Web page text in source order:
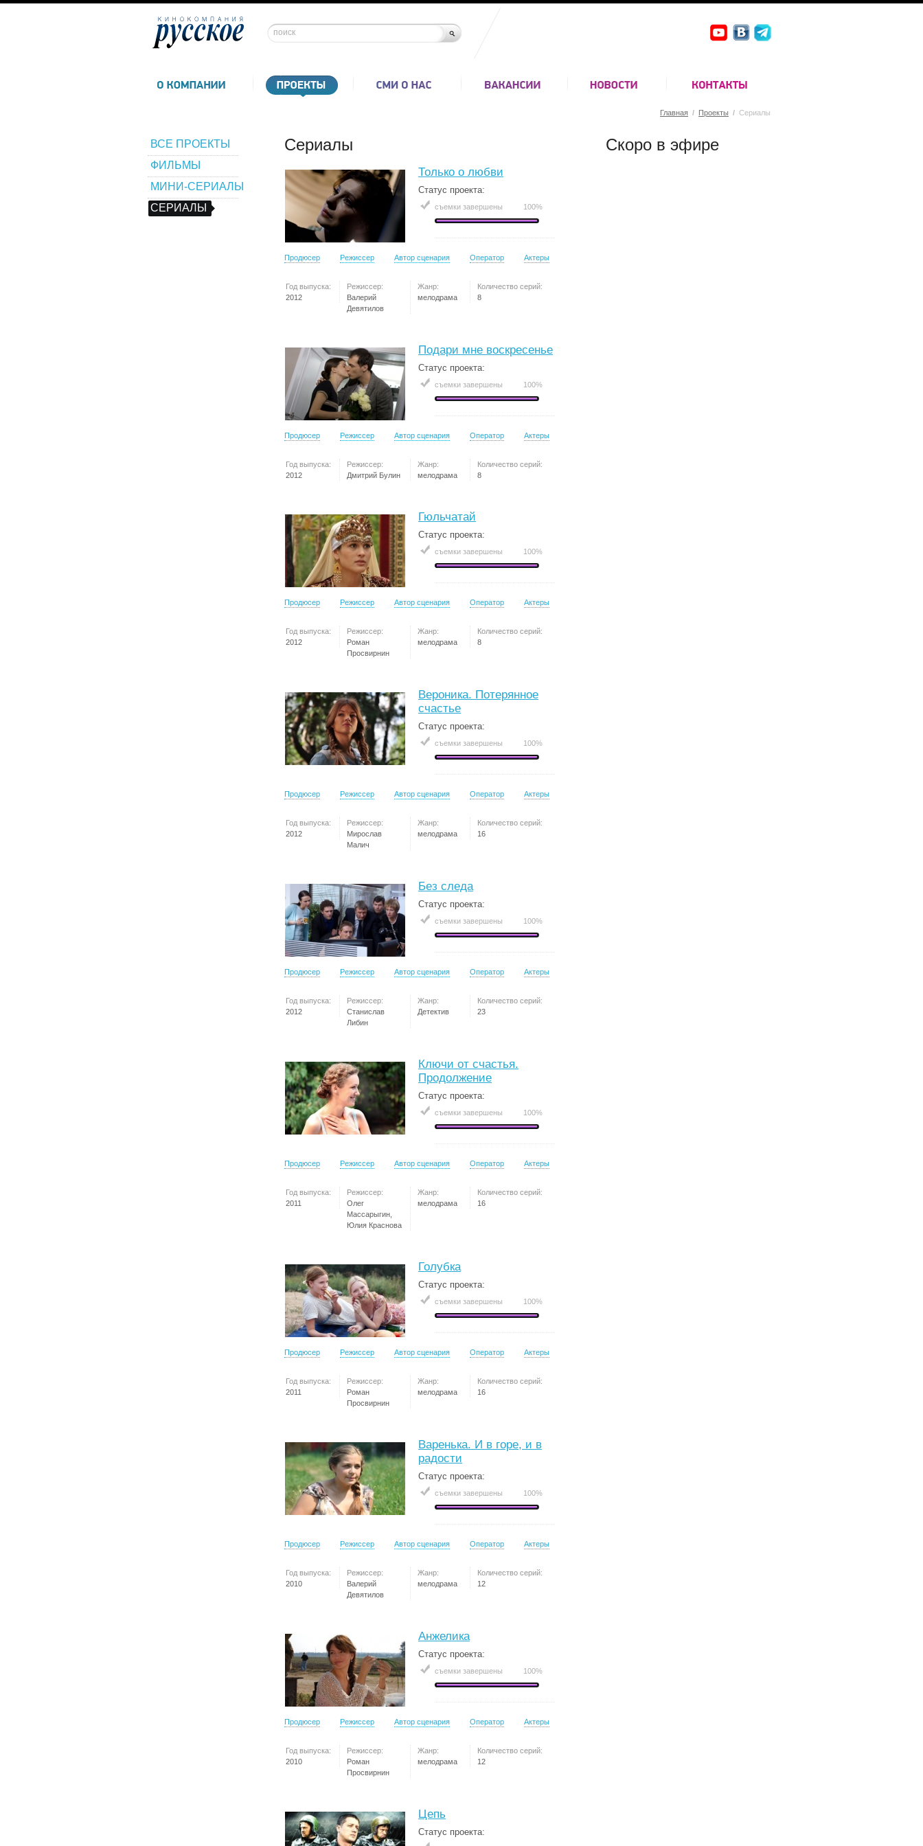
Главная / Проекты / Сериалы
ВСЕ ПРОЕКТЫ
ФИЛЬМЫ
МИНИ-СЕРИАЛЫ
СЕРИАЛЫ
Сериалы
Только о любви
Статус проекта:
съемки завершены 100%
Продюсер Режиссер Автор сценария Оператор Актеры
Год выпуска:
2012
Режиссер:
Валерий
Девятилов
Жанр:
мелодрама
Количество серий:
8
Подари мне воскресенье
Статус проекта:
съемки завершены 100%
Продюсер Режиссер Автор сценария Оператор Актеры
Год выпуска:
2012
Режиссер:
Дмитрий Булин
Жанр:
мелодрама
Количество серий:
8
Гюльчатай
Статус проекта:
съемки завершены 100%
Продюсер Режиссер Автор сценария Оператор Актеры
Год выпуска:
2012
Режиссер:
Роман
Просвирнин
Жанр:
мелодрама
Количество серий:
8
Вероника. Потерянное
счастье
Статус проекта:
съемки завершены 100%
Продюсер Режиссер Автор сценария Оператор Актеры
Год выпуска:
2012
Режиссер:
Мирослав
Малич
Жанр:
мелодрама
Количество серий:
16
Без следа
Статус проекта:
съемки завершены 100%
Продюсер Режиссер Автор сценария Оператор Актеры
Год выпуска:
2012
Режиссер:
Станислав
Либин
Жанр:
Детектив
Количество серий:
23
Ключи от счастья.
Продолжение
Статус проекта:
съемки завершены 100%
Продюсер Режиссер Автор сценария Оператор Актеры
Год выпуска:
2011
Режиссер:
Олег
Массарыгин,
Юлия Краснова
Жанр:
мелодрама
Количество серий:
16
Голубка
Статус проекта:
съемки завершены 100%
Продюсер Режиссер Автор сценария Оператор Актеры
Год выпуска:
2011
Режиссер:
Роман
Просвирнин
Жанр:
мелодрама
Количество серий:
16
Варенька. И в горе, и в
радости
Статус проекта:
съемки завершены 100%
Продюсер Режиссер Автор сценария Оператор Актеры
Год выпуска:
2010
Режиссер:
Валерий
Девятилов
Жанр:
мелодрама
Количество серий:
12
Анжелика
Статус проекта:
съемки завершены 100%
Продюсер Режиссер Автор сценария Оператор Актеры
Год выпуска:
2010
Режиссер:
Роман
Просвирнин
Жанр:
мелодрама
Количество серий:
12
Цепь
Статус проекта:
Скоро в эфире